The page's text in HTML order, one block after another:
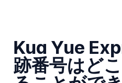
Kua Yue
跡番号はど